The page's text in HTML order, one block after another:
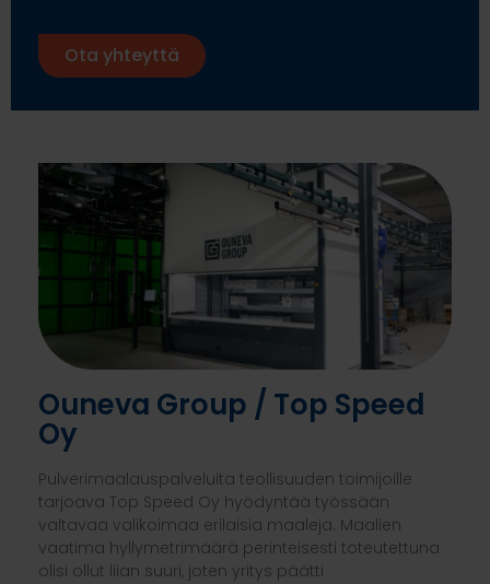
Ota yhteyttä
Ouneva Group / Top Speed
Oy
Pulverimaalauspalveluita teollisuuden toimijoille
tarjoava Top Speed Oy hyödyntää työssään
valtavaa valikoimaa erilaisia maaleja. Maalien
vaatima hyllymetrimäärä perinteisesti toteutettuna
olisi ollut liian suuri, joten yritys päätti